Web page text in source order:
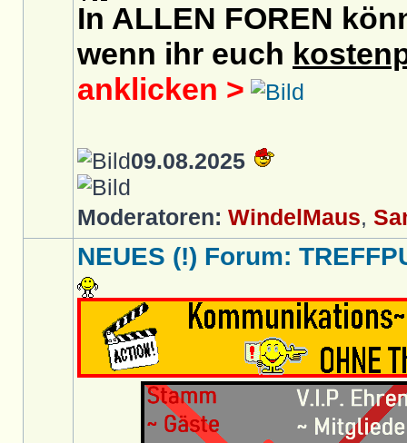
In ALLEN FOREN
wenn ihr euch
anklicken >
09.08.2025
Moderatoren: WindelMaus,
NEUES (!) Forum: